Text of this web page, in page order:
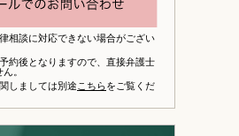
相談に対応できない場合がござい
約後となりますので、 直接弁護士
ん。
しましては別途こちらをご覧くだ